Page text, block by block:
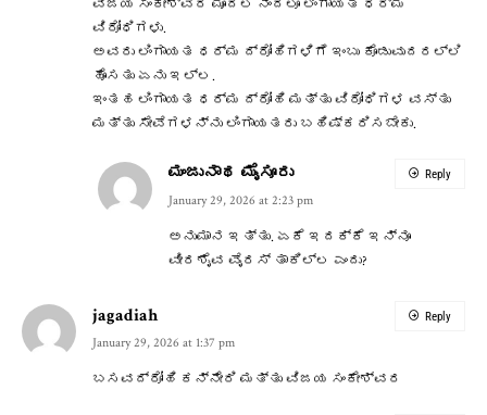
ವಿಜಯ ಸಂಕೇಶ್ವರ ಮೊದಲ ನಿಂದಲೂ ಲಿಂಗಾಯತ ಧರ್ಮ
ವಿರೋಧಿಗಳು.
ಅವರು ಲಿಂಗಾಯತ ಧರ್ಮ ದ್ರೋಹಿಗಳಿಗೆ ಇಂಬು ಕೊಡುವುದರಲ್ಲಿ
ಹೊಸತು ಏನು ಇಲ್ಲ.
ಇಂತಹ ಲಿಂಗಾಯತ ಧರ್ಮ ದ್ರೋಹಿ ಮತ್ತು ವಿರೋಧಿಗಳ ವಸ್ತು
ಮತ್ತು ಸೇವೆಗಳನ್ನು ಲಿಂಗಾಯತರು ಬಹಿಷ್ಕರಿಸಬೇಕು.
ಮಂಜುನಾಥ ಮೈಸೂರು
January 29, 2026 at 2:23 pm
ಅನುಮಾನ ಇತ್ತು. ಏಕೆ ಇದಕ್ಕೆ ಇನ್ನೂ
ವೀರಶೈವ ವೈರಸ್ ತಾಕಿಲ್ಲ ಎಂದು?
Reply
jagadiah
January 29, 2026 at 1:37 pm
ಬಸವದ್ರೋಹಿ ಕನ್ನೇರಿ ಮತ್ತು ವಿಜಯ ಸಂಕೇಶ್ವರ
Reply